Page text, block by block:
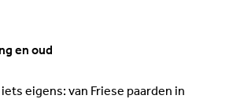
en oud
eigens: van Friese paarden in